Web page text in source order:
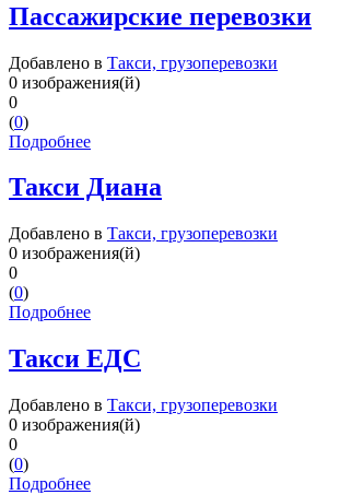
Пассажирские перевозки
Добавлено в Такси, грузоперевозки
0 изображения(й)
0
(0)
Подробнее
Такси Диана
Добавлено в Такси, грузоперевозки
0 изображения(й)
0
(0)
Подробнее
Такси ЕДС
Добавлено в Такси, грузоперевозки
0 изображения(й)
0
(0)
Подробнее